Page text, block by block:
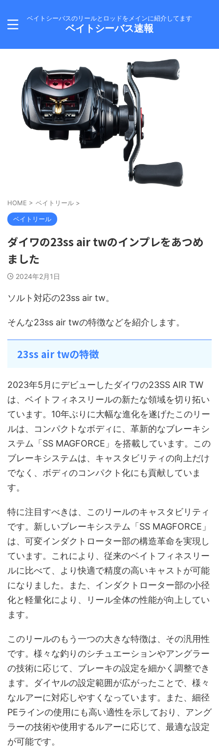
ベイトシーバスのリールとロッドをメインに紹介してます
ベイトシーバス速報
HOME > ベイトリール >
ベイトリール
ダイワの23ss air twのインプレをあつめ
ました
2024年2月1日
ソルト対応の23ss air tw。
そんな23ss air twの特徴などを紹介します。
23ss air twの特徴
2023年5月にデビューしたダイワの23SS AIR TW
は、ベイトフィネスリールの新たな領域を切り拓い
ています。10年ぶりに大幅な進化を遂げたこのリー
ルは、コンパクトなボディに、革新的なブレーキシ
ステム「SS MAGFORCE」を搭載しています。この
ブレーキシステムは、キャスタビリティの向上だけ
でなく、ボディのコンパクト化にも貢献していま
す。
特に注目すべきは、このリールのキャスタビリティ
です。新しいブレーキシステム「SS MAGFORCE」
は、可変インダクトローター部の構造革命を実現し
ています。これにより、従来のベイトフィネスリー
ルに比べて、より快適で精度の高いキャストが可能
になりました。また、インダクトローター部の小径
化と軽量化により、リール全体の性能が向上してい
ます。
このリールのもう一つの大きな特徴は、その汎用性
です。様々な釣りのシチュエーションやアングラー
の技術に応じて、ブレーキの設定を細かく調整でき
ます。ダイヤルの設定範囲が広がったことで、様々
なルアーに対応しやすくなっています。また、細径
PEラインの使用にも高い適性を示しており、アング
ラーの技術や使用するルアーに応じて、最適な設定
が可能です。